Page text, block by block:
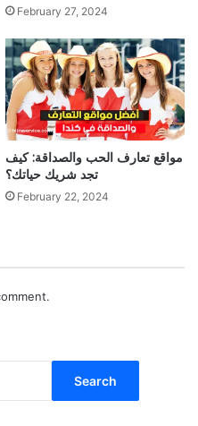
February 27, 2024
مواقع تعارف الحب والصداقة: كيف
تجد شريك حياتك؟
February 22, 2024
Search